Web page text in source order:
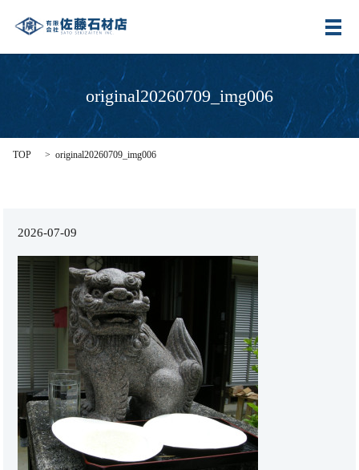
メ
original20260709_img006
TOP original20260709_img006
2026-07-09